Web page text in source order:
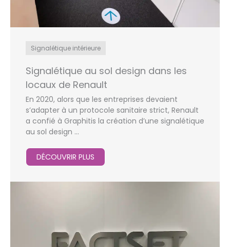
Signalétique intérieure
Signalétique au sol design dans les
locaux de Renault
En 2020, alors que les entreprises devaient
s’adapter à un protocole sanitaire strict, Renault
a confié à Graphitis la création d’une signalétique
au sol design ...
DÉCOUVRIR PLUS